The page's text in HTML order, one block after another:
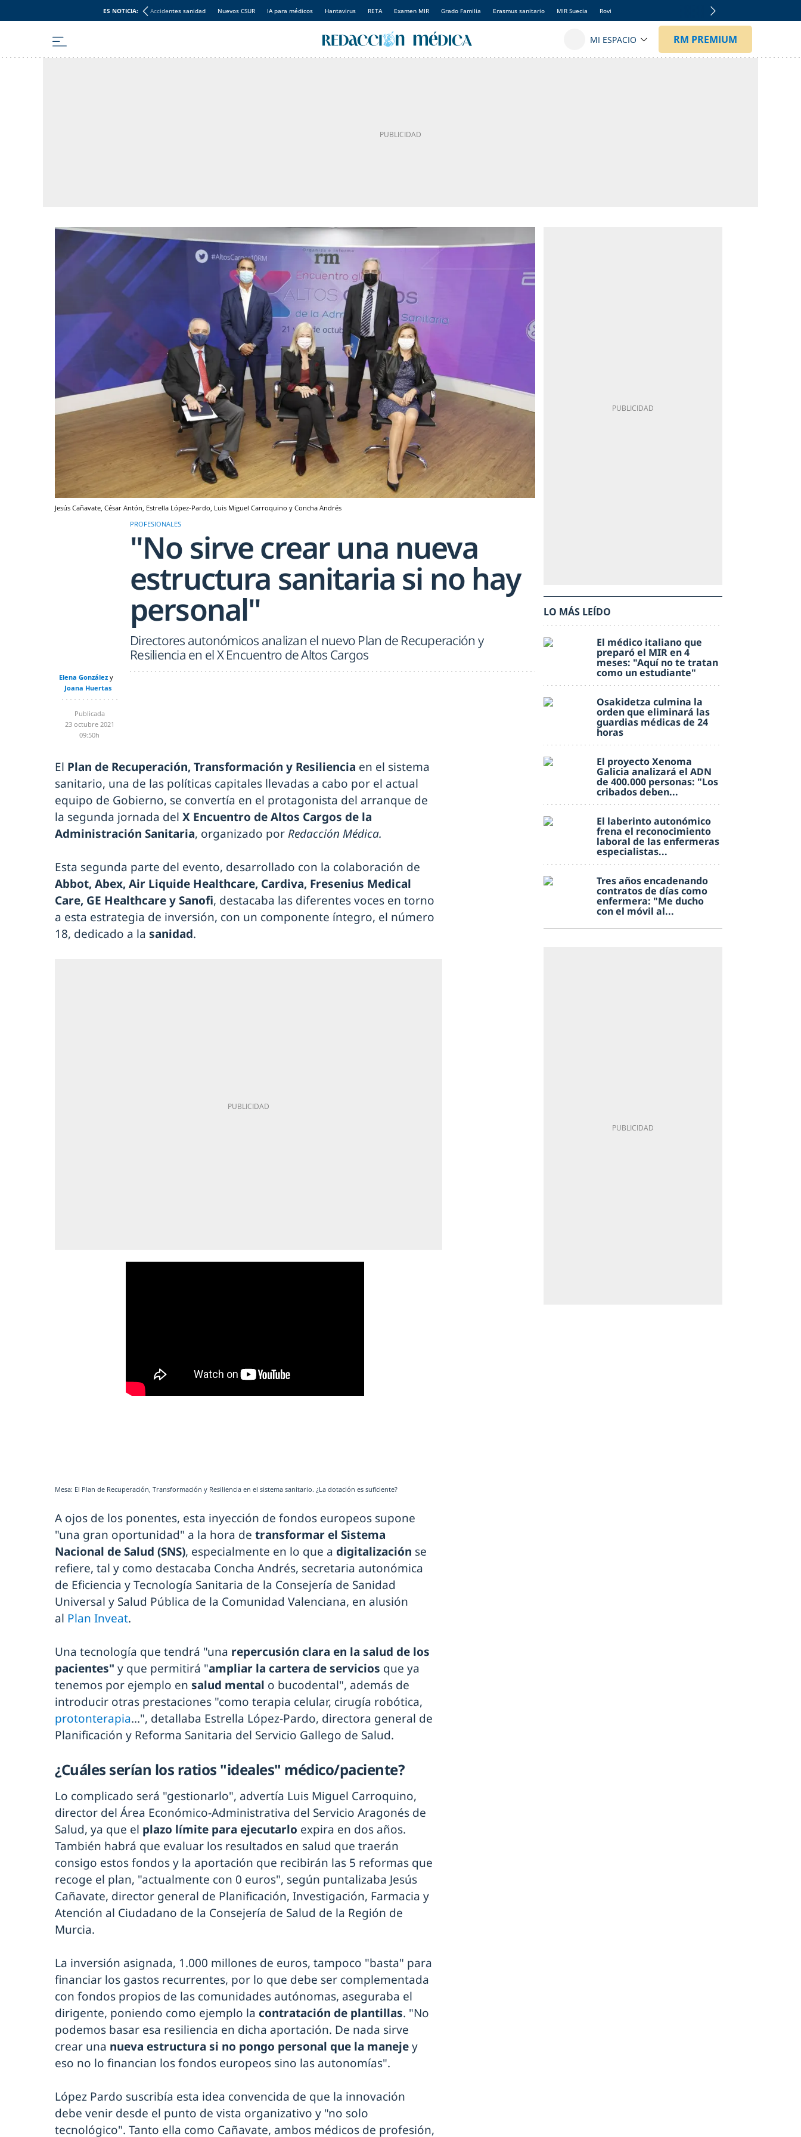
ES NOTICIA: Accidentes sanidad Nuevos CSUR IA para médicos Hantavirus RETA Examen MIR Grado Familia Erasmus sanitario MIR Suecia Rovi
Jesús Cañavate, César Antón, Estrella López-Pardo, Luis Miguel Carroquino y Concha Andrés
PROFESIONALES
"No sirve crear una nueva
estructura sanitaria si no hay
personal"
Directores autonómicos analizan el nuevo Plan de Recuperación y
Resiliencia en el X Encuentro de Altos Cargos
Elena González
Joana Huertas
Publicada
23 octubre 2021
09:50h
El Plan de Recuperación, Transformación y Resiliencia en el sistema
sanitario, una de las políticas capitales llevadas a cabo por el actual
equipo de Gobierno, se convertía en el protagonista del arranque de
la segunda jornada del X Encuentro de Altos Cargos de la
Administración Sanitaria, organizado porRedacción Médica.
Esta segunda parte del evento, desarrollado con la colaboración de
Abbot, Abex, Air Liquide Healthcare, Cardiva, Fresenius Medical
Care, GE Healthcare y Sanofi, destacaba las diferentes voces en torno
a esta estrategia de inversión, con un componente íntegro, el número
18, dedicado a la sanidad.
Mesa: El Plan de Recuperación, Transformación y Resiliencia en el sistema sanitario. ¿La dotación es suficiente?
A ojos de los ponentes, esta inyección de fondos europeos supone
"una gran oportunidad" a la hora de transformar el Sistema
Nacional de Salud (SNS), especialmente en lo que a digitalización se
refiere, tal y como destacaba Concha Andrés, secretaria autonómica
de Eficiencia y Tecnología Sanitaria de la Consejería de Sanidad
Universal y Salud Pública de la Comunidad Valenciana, en alusión
al Plan Inveat.
Una tecnología que tendrá "una repercusión clara en la salud de los
pacientes" y que permitirá "ampliar la cartera de servicios que ya
tenemos por ejemplo en salud mental o bucodental", además de
introducir otras prestaciones "como terapia celular, cirugía robótica,
protonterapia...", detallaba Estrella López-Pardo, directora general de
Planificación y Reforma Sanitaria del Servicio Gallego de Salud.
¿Cuáles serían los ratios "ideales" médico/paciente?
Lo complicado será "gestionarlo", advertía Luis Miguel Carroquino,
director del Área Económico-Administrativa del Servicio Aragonés de
Salud, ya que el plazo límite para ejecutarlo expira en dos años.
También habrá que evaluar los resultados en salud que traerán
consigo estos fondos y la aportación que recibirán las 5 reformas que
recoge el plan, "actualmente con 0 euros", según puntalizaba Jesús
Cañavate, director general de Planificación, Investigación, Farmacia y
Atención al Ciudadano de la Consejería de Salud de la Región de
Murcia.
La inversión asignada, 1.000 millones de euros, tampoco "basta" para
financiar los gastos recurrentes, por lo que debe ser complementada
con fondos propios de las comunidades autónomas, aseguraba el
dirigente, poniendo como ejemplo la contratación de plantillas. "No
podemos basar esa resiliencia en dicha aportación. De nada sirve
crear una nueva estructura si no pongo personal que la manejey
eso no lo financian los fondos europeos sino las autonomías".
López Pardo suscribía esta idea convencida de que la innovación
debe venir desde el punto de vista organizativo y "no solo
tecnológico". Tanto ella como Cañavate, ambos médicos de profesión,
LO MÁS LEÍDO
El médico italiano que
preparó el MIR en 4
meses: "Aquí no te tratan
como un estudiante"
Osakidetza culmina la
orden que eliminará las
guardias médicas de 24
horas
El proyecto Xenoma
Galicia analizará el ADN
de 400.000 personas: "Los
cribados deben...
El laberinto autonómico
frena el reconocimiento
laboral de las enfermeras
especialistas...
Tres años encadenando
contratos de días como
enfermera: "Me ducho
con el móvil al...